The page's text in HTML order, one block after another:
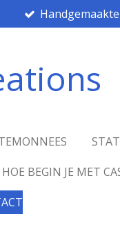
HOE BEGIN JE MET